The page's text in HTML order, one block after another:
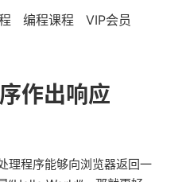
编程课程 VIP会员
作出响应
理程序能够向浏览器返回一